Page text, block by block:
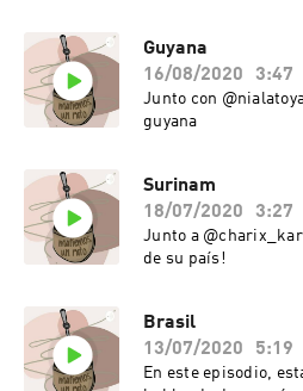
Guyana
16/08/2020
3:47
Junto con
guyana
Surinam
18/07/2020
3:27
Junto a
de su país!
Brasil
13/07/2020
5:19
En este episodio,